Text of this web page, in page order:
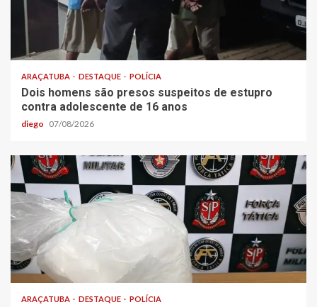
ARAÇATUBA DESTAQUE POLÍCIA
Dois homens são presos suspeitos de estupro
contra adolescente de 16 anos
diego 07/08/2026
ARAÇATUBA DESTAQUE POLÍCIA